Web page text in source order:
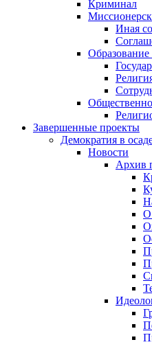
Криминал
Иная
Образование
Завершенные проекты
Демократия в
Новости
Архив
О